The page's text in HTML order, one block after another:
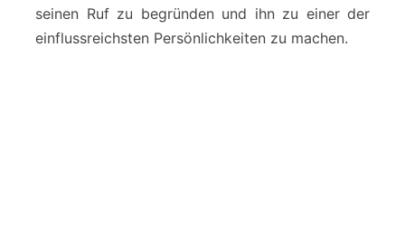
seinen Ruf zu begründen und ihn zu einer der
einflussreichsten Persönlichkeiten zu machen.